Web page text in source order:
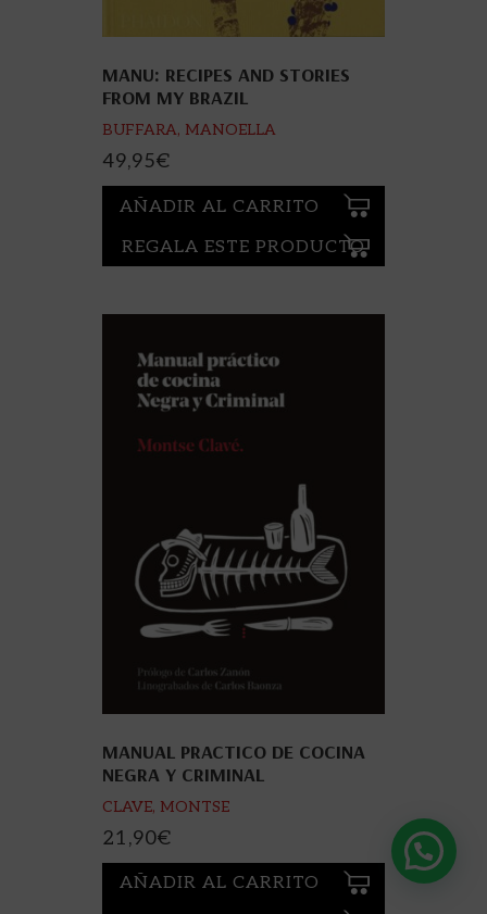
MANU: RECIPES AND STORIES
FROM MY BRAZIL
BUFFARA, MANOELLA
49,95€
AÑADIR AL CARRITO
REGALA ESTE PRODUCTO
MANUAL PRACTICO DE COCINA
NEGRA Y CRIMINAL
CLAVE, MONTSE
21,90€
AÑADIR AL CARRITO